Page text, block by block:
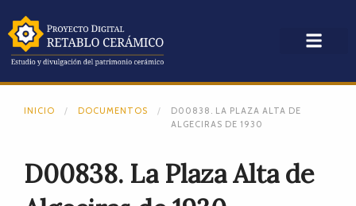
INICIO DOCUMENTOS
D00838. LA PLAZA ALTA DE
ALGECIRAS DE 1930
D00838. La Plaza Alta de